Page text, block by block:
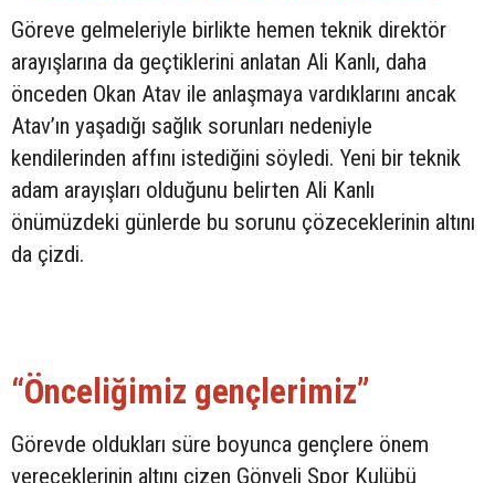
Göreve gelmeleriyle birlikte hemen teknik direktör
arayışlarına da geçtiklerini anlatan Ali Kanlı, daha
önceden Okan Atav ile anlaşmaya vardıklarını ancak
Atav’ın yaşadığı sağlık sorunları nedeniyle
kendilerinden affını istediğini söyledi. Yeni bir teknik
adam arayışları olduğunu belirten Ali Kanlı
önümüzdeki günlerde bu sorunu çözeceklerinin altını
da çizdi.
“Önceliğimiz gençlerimiz”
Görevde oldukları süre boyunca gençlere önem
vereceklerinin altını çizen Gönyeli Spor Kulübü